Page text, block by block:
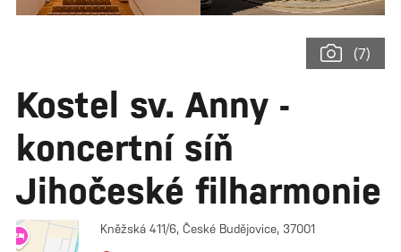
(7)
Kostel sv. Anny -
koncertní síň
Jihočeské filharmonie
Kněžská 411/6, České Budějovice, 37001